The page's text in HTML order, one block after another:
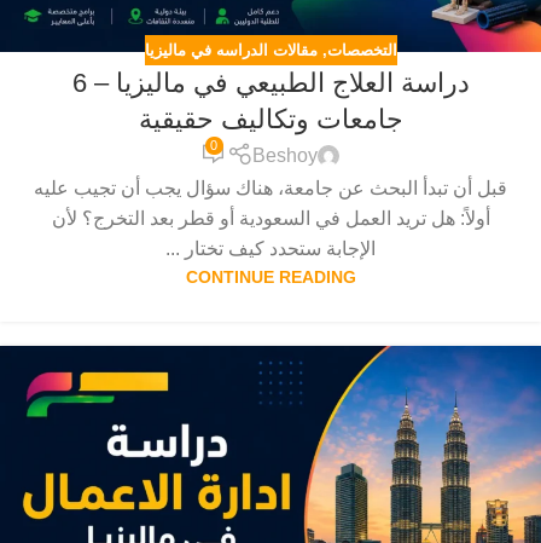
التخصصات,مقالات الدراسه في ماليزيا
دراسة العلاج الطبيعي في ماليزيا – 6
جامعات وتكاليف حقيقية
Beshoy
0
قبل أن تبدأ البحث عن جامعة، هناك سؤال يجب أن تجيب عليه
أولاً: هل تريد العمل في السعودية أو قطر بعد التخرج؟ لأن
الإجابة ستحدد كيف تختار ...
CONTINUE READING